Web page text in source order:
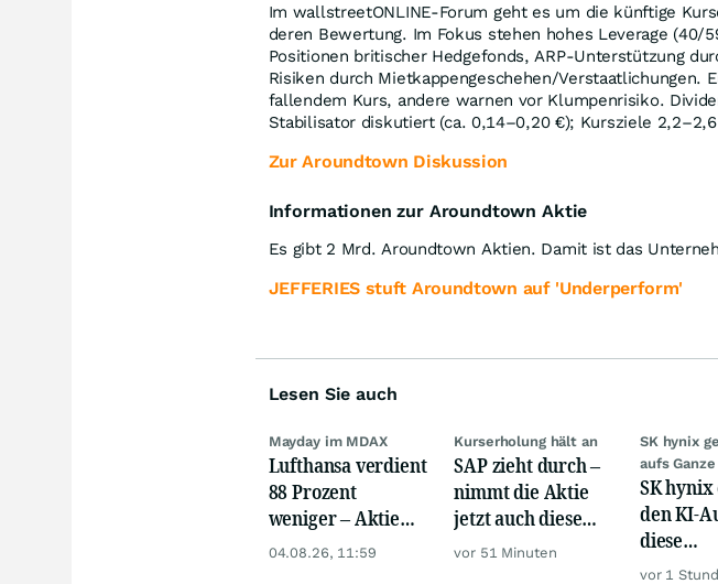
Im wallstreetONLINE-Forum geht es um die künftige
deren Bewertung. Im Fokus stehen hohes Leverage (40/
Positionen britischer Hedgefonds, ARP-Unterstützung
Risiken durch Mietkappengeschehen/Verstaatlichungen.
fallendem Kurs, andere warnen vor Klumpenrisiko.
Stabilisator diskutiert (ca. 0,14–0,20 €); Kursziele
Zur Aroundtown Diskussion
Informationen zur Aroundtown Aktie
Es gibt 2 Mrd. Aroundtown Aktien. Damit ist das
JEFFERIES stuft Aroundtown auf 'Underperform'
Lesen Sie auch
Mayday im MDAX
Lufthansa verdient
88 Prozent
weniger – Aktie
crasht zweistellig
04.08.26, 11:59
Kurserholung hält an
SAP zieht durch –
nimmt die Aktie
jetzt auch diese
Hürde?
vor 51 Minuten
SK hynix
aufs Ganze
SK
den KI-
diese
vor 1